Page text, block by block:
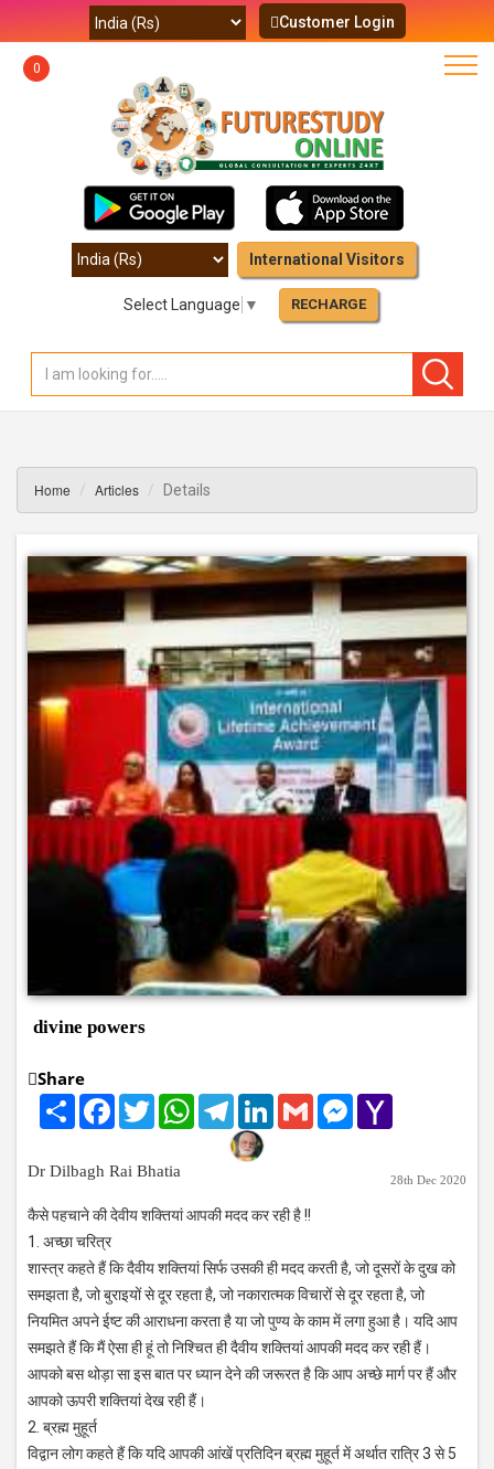
Customer Login
0
International Visitors
Select Language ▼ RECHARGE
Home Articles Details
divine powers
Share
Share Facebook
TwitterWhatsAppTelegramLinkedInGmail Messenger
Dr Dilbagh Rai Bhatia 28th Dec 2020
कैसे पहचाने की देवीय शक्तियां आपकी मदद कर रही है !!
1. अच्छा चरित्र
शास्त्र कहते हैं कि दैवीय शक्तियां सिर्फ उसकी ही मदद करती है, जो दूसरों के दुख को
समझता है, जो बुराइयों से दूर रहता है, जो नकारात्मक विचारों से दूर रहता है, जो
नियमित अपने ईष्ट की आराधना करता है या जो पुण्य के काम में लगा हुआ है। यदि आप
समझते हैं कि मैं ऐसा ही हूं तो निश्‍चित ही दैवीय शक्तियां आपकी मदद कर रही हैं।
आपको बस थोड़ा सा इस बात पर ध्यान देने की जरूरत है कि आप अच्छे मार्ग पर हैं और
आपको ऊपरी शक्तियां देख रही हैं।
2. ब्रह्म मुहूर्त
विद्वान लोग कहते हैं कि यदि आपकी आंखें प्रतिदिन ब्रह्म मुहूर्त में अर्थात रात्रि 3 से 5